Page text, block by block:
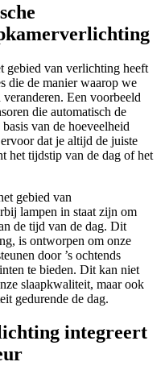
gebied van verlichting heeft
die de manier waarop we
Een voorbeeld
die automatisch de
van de hoeveelheid
dat je altijd de juiste
het tijdstip van de dag of het
gebied van
lampen in staat zijn om
de tijd van de dag. Dit
is ontworpen om onze
door ’s ochtends
te bieden. Dit kan niet
slaapkwaliteit, maar ook
gedurende de dag.
integreert